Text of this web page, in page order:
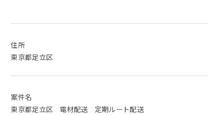
住所
東京都足立区
案件名
東京都足立区 電材配送 定期ルート配送